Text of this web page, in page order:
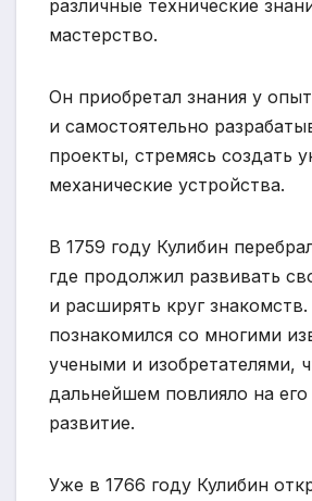
различные технические
мастерство.
Он приобретал знания у
и самостоятельно
проекты, стремясь создать
механические устройства.
В 1759 году Кулибин
где продолжил развивать
и расширять круг
познакомился со многими
учеными и изобретателями,
дальнейшем повлияло на его
развитие.
Уже в 1766 году Кулибин